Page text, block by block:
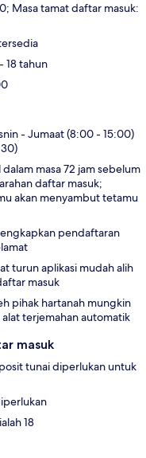
Masa tamat daftar masuk:
18 tahun
- Jumaat (8:00 - 15:00)
masa 72 jam sebelum
daftar masuk;
akan menyambut tetamu
pendaftaran
turun aplikasi mudah alih
masuk
pihak hartanah mungkin
terjemahan automatik
masuk
tunai diperlukan untuk
18